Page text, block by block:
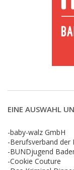
EINE AUSWAHL
-baby-walz GmbH
-Berufsverband der
-BUNDjugend
-Cookie Couture